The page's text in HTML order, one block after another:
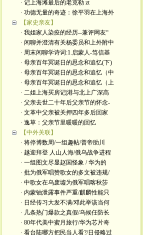
· 记上海滩最后的老克勒 zt
· 功德无量的奇迹：徐平羽在上海外
【家史亲友】
· 我姐家人染疫的经历--兼评网友“
· 闲聊并澄清有关杨委员和上外附中
· 周末闲聊学诗词:1.启蒙人-笃信基
· 母亲百年冥诞日的思念和追忆(下)
· 母亲百年冥诞日的思念和追忆（中
· 母亲百年冥诞日的思念和追忆（上
· 二姐上海买房记|港与北上广深高
· 父亲去世二十年后父亲节的怀念-
· 文革中父亲被关押四年多后回家
· 逸草：父亲节里暖暖的回忆
【中外关联】
· 将停博数周/一组趣帖/普帝助川
· 越迎拜登 人山人海/俄乌战争进程
· 一组图文尽显赵国怪象 / 华为的
· 批为俄军唱赞歌女的多文被违规/
· 中歌女在乌废墟为俄军唱喀秋莎
· 内蒙铀泄露事件严重/麒麟性能只
· 日经传习大发不满/邓此举该当何
· 几条热门爆款之真假/乌候任防长
· 80年代美中蜜月旅行/华为芯片奇
· 看台陆哪方把民当人看?/日侵略过